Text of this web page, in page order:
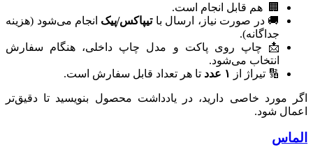
🏢 ‌ هم قابل انجام است.
🚚 در صورت نیاز، ارسال باتیپاکس/پیک انجام می‌شود (هزینه
جداگانه).
📩 چاپ روی پاکت و مدل چاپ داخلی، هنگام سفارش
انتخاب می‌شود.
🔢 تیراژ از ۱ عدد تا هر تعداد قابل سفارش است.
اگر مورد خاصی دارید، در یادداشت محصول بنویسید تا دقیق‌تر
اعمال شود.
الماس